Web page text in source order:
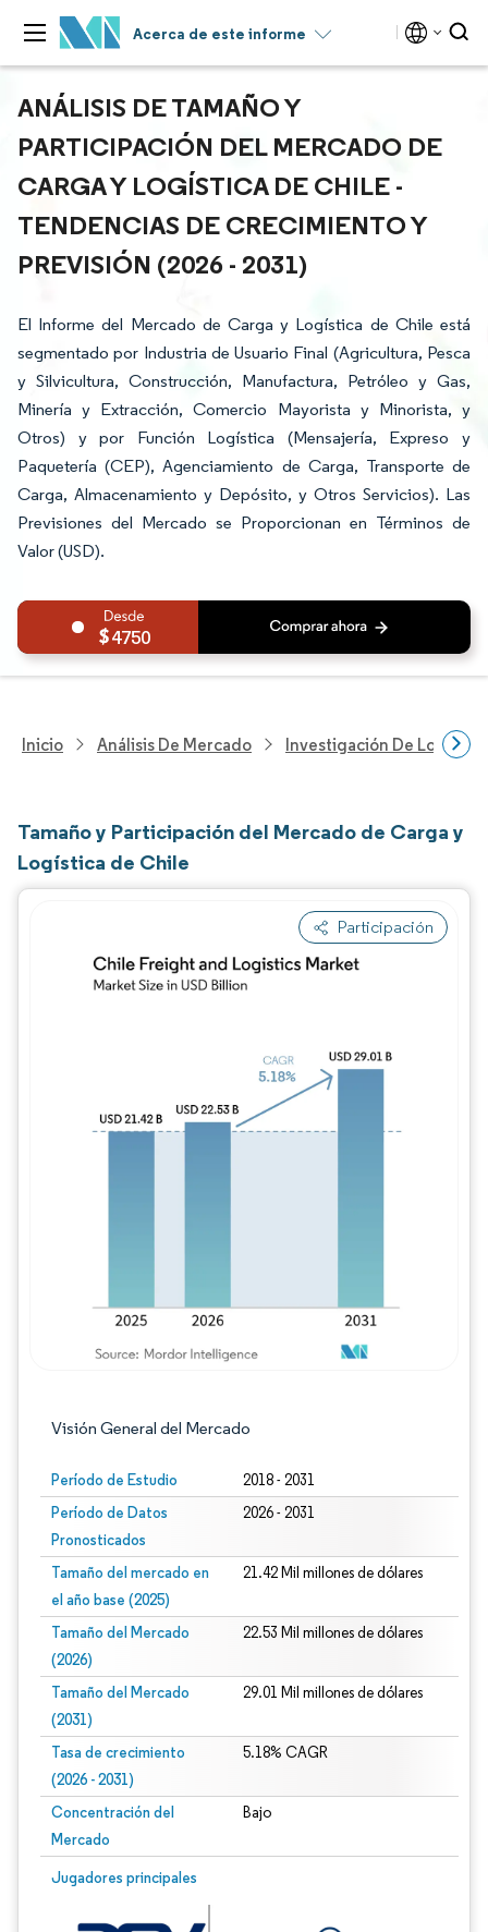
Acerca de este informe
ANÁLISIS DE TAMAÑO Y
PARTICIPACIÓN DEL MERCADO DE
CARGA Y LOGÍSTICA DE CHILE -
TENDENCIAS DE CRECIMIENTO Y
PREVISIÓN (2026 - 2031)
El Informe del Mercado de Carga y Logística de Chile está
segmentado por Industria de Usuario Final (Agricultura, Pesca
y Silvicultura, Construcción, Manufactura, Petróleo y Gas,
Minería y Extracción, Comercio Mayorista y Minorista, y
Otros) y por Función Logística (Mensajería, Expreso y
Paquetería (CEP), Agenciamiento de Carga, Transporte de
Carga, Almacenamiento y Depósito, y Otros Servicios). Las
Previsiones del Mercado se Proporcionan en Términos de
Valor (USD).
4750
Inicio Análisis De Mercado Investigación De Logística
Tamaño y Participación del Mercado de Carga y
Logística de Chile
Participación
Visión General del Mercado
Período de Estudio 2018 - 2031
Período de Datos
Pronosticados
2026 - 2031
Tamaño del mercado en
el año base (2025)
21.42 Mil millones de dólares
Tamaño del Mercado
(2026)
22.53 Mil millones de dólares
Tamaño del Mercado
(2031)
29.01 Mil millones de dólares
Tasa de crecimiento
(2026 - 2031)
5.18% CAGR
Concentración del
Mercado
Bajo
Jugadores principales
Imagen © Mordor Intelligence. El uso requiere atribución según CC BY 4.0.